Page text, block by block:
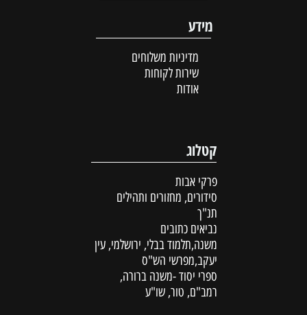
מידע
מדיניות משלוחים
שירות לקוחות
אודות
קטלוג
פרקי אבות
סידורים, מחזורים ותהילים
תנ"ך
נביאים כתובים
משנה,תלמוד בבלי, ירושלמי, עין
יעקב,מפרשי הש"ס
ספרי יסוד -משנה ברורה,
רמב"ם, טור, שו"ע